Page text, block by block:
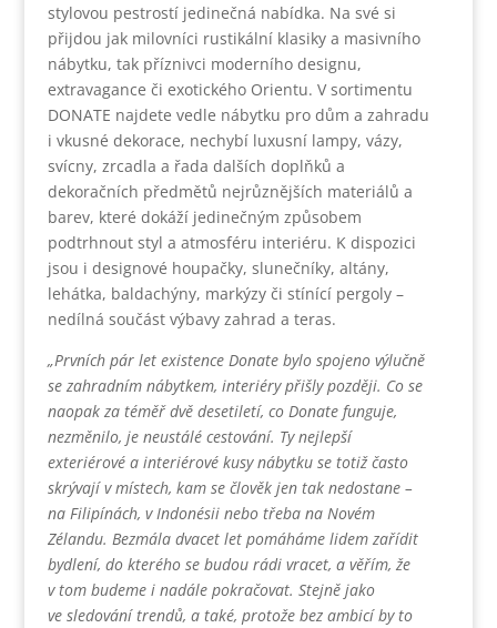
stylovou pestrostí jedinečná nabídka. Na své si
přijdou jak milovníci rustikální klasiky a masivního
nábytku, tak příznivci moderního designu,
extravagance či exotického Orientu. V sortimentu
DONATE najdete vedle nábytku pro dům a zahradu
i vkusné dekorace, nechybí luxusní lampy, vázy,
svícny, zrcadla a řada dalších doplňků a
dekoračních předmětů nejrůznějších materiálů a
barev, které dokáží jedinečným způsobem
podtrhnout styl a atmosféru interiéru. K dispozici
jsou i designové houpačky, slunečníky, altány,
lehátka, baldachýny, markýzy či stínící pergoly –
nedílná součást výbavy zahrad a teras.
„Prvních pár let existence Donate bylo spojeno výlučně
se zahradním nábytkem, interiéry přišly později. Co se
naopak za téměř dvě desetiletí, co Donate funguje,
nezměnilo, je neustálé cestování. Ty nejlepší
exteriérové a interiérové kusy nábytku se totiž často
skrývají v místech, kam se člověk jen tak nedostane –
na Filipínách, v Indonésii nebo třeba na Novém
Zélandu. Bezmála dvacet let pomáháme lidem zařídit
bydlení, do kterého se budou rádi vracet, a věřím, že
v tom budeme i nadále pokračovat. Stejně jako
ve sledování trendů, a také, protože bez ambicí by to